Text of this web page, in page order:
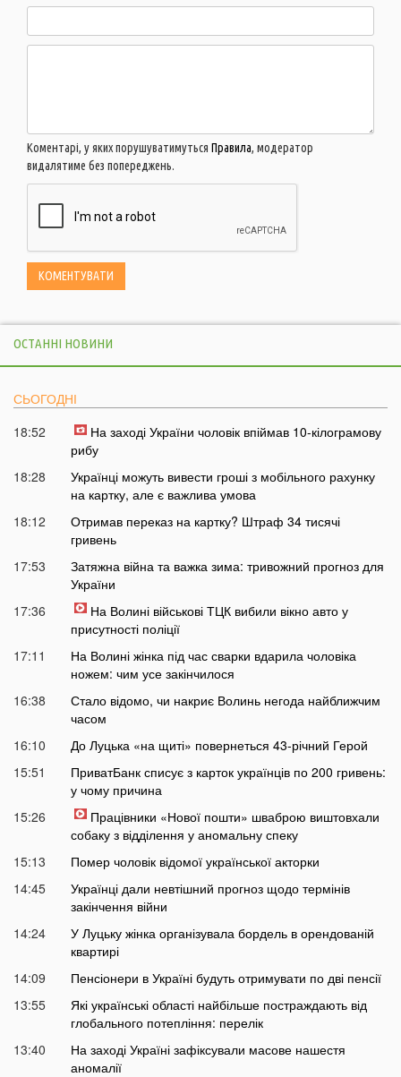
Коментарі, у яких порушуватимуться Правила, модератор
видалятиме без попереджень.
ОСТАННІ НОВИНИ
СЬОГОДНІ
18:52
На заході України чоловік впіймав 10-кілограмову
рибу
18:28
Українці можуть вивести гроші з мобільного рахунку
на картку, але є важлива умова
18:12
Отримав переказ на картку? Штраф 34 тисячі
гривень
17:53
Затяжна війна та важка зима: тривожний прогноз для
України
17:36
На Волині військові ТЦК вибили вікно авто у
присутності поліції
17:11
На Волині жінка під час сварки вдарила чоловіка
ножем: чим усе закінчилося
16:38
Стало відомо, чи накриє Волинь негода найближчим
часом
16:10
До Луцька «на щиті» повернеться 43-річний Герой
15:51
ПриватБанк списує з карток українців по 200 гривень:
у чому причина
15:26
Працівники «Нової пошти» шваброю виштовхали
собаку з відділення у аномальну спеку
15:13
Помер чоловік відомої української акторки
14:45
Українці дали невтішний прогноз щодо термінів
закінчення війни
14:24
У Луцьку жінка організувала бордель в орендованій
квартирі
14:09
Пенсіонери в Україні будуть отримувати по дві пенсії
13:55
Які українські області найбільше постраждають від
глобального потепління: перелік
13:40
На заході Україні зафіксували масове нашестя
аномалії